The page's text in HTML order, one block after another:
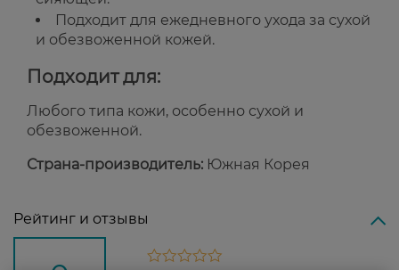
Подходит для ежедневного ухода за сухой
и обезвоженной кожей.
Подходит для:
Любого типа кожи, особенно сухой и
обезвоженной.
Страна-производитель: Южная Корея
Рейтинг и отзывы